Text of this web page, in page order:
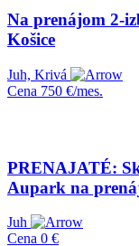
Na prenájom 2-
Košice
Juh, Krivá
Cena 750 €/mes.
PRENAJATÉ:
Aupark na
Juh
Cena 0 €